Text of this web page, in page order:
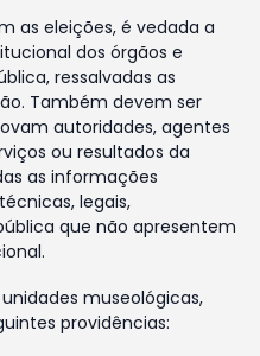
as eleições, é vedada a
dos órgãos e
ressalvadas as
Também devem ser
autoridades, agentes
ou resultados da
as informações
legais,
que não apresentem
museológicas,
providências: